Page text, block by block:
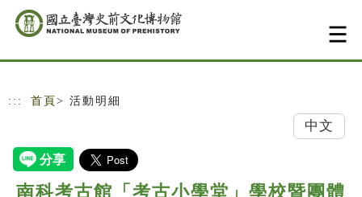
跳到主要內容
網站導覽
::: 首頁 > 活動明細
中文
南科考古館「考古小學堂」學校暨團體